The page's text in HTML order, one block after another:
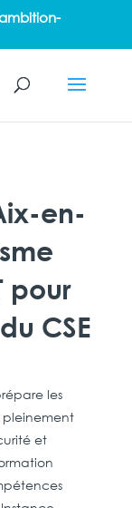
en-
pour
CSE
les
pleinement
et